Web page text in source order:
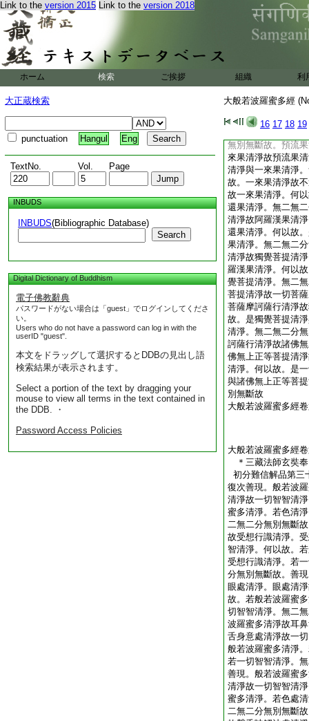
Link to the version 2015 Link to the version 2018
ホーム 検索 ご挨拶 組織 利
大正蔵検索
punctuation Hangul Eng
TextNo. Vol. Page
INBUDS
INBUDS(Bibliographic Database)
Search
Digital Dictionary of Buddhism
電子佛教辭典
パスワードがない場合は「guest」でログインしてくださ
い。
Users who do not have a password can log in with the
userID "guest".
本文をドラッグして選択するとDDBの見出し語
検索結果が表示されます。
Select a portion of the text by dragging your
mouse to view all terms in the text contained in
the DDB. ・
Password Access Policies
大般若波羅蜜多經
16 17 18 19
無二分無別無斷故
陀羅尼門清淨。一
相智清淨。何以故
陀羅尼門清淨。無
切三摩地門清淨故
以故。是一切陀羅
門清淨。無二無二
一切三摩地門清淨
清淨故一切三摩地
無別無斷故。預流
來果清淨故預流果
清淨與一來果清淨
故。一來果清淨故
故一來果清淨。何
還果清淨。無二無
清淨故阿羅漢果清
還果清淨。何以故
果清淨。無二無二
清淨故獨覺菩提清
羅漢果清淨。何以
覺菩提清淨。無二
菩提清淨故一切菩
菩薩摩訶薩行清淨
故。是獨覺菩提清
清淨。無二無二分
訶薩行清淨故諸佛
佛無上正等菩提清
清淨。何以故。是
與諸佛無上正等菩
別無斷故
大般若波羅蜜多經
大般若波羅蜜多經
＊三藏法師玄
初分難信解品第三
復次善現。般若波
清淨故一切智智清
蜜多清淨。若色清
二無二分無別無斷
故受想行識清淨。
智清淨。何以故。
受想行識清淨。若
分無別無斷故。善
眼處清淨。眼處清
故。若般若波羅蜜
切智智清淨。無二
波羅蜜多清淨故耳
舌身意處清淨故一
般若波羅蜜多清淨
若一切智智清淨。
善現。般若波羅蜜
清淨故一切智智清
蜜多清淨。若色處
二無二分無別無斷